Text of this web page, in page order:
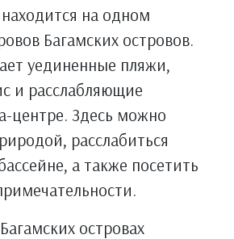
на одном
Багамских островов.
уединенные пляжи,
и расслабляющие
центре. Здесь можно
расслабиться
а также посетить
островах